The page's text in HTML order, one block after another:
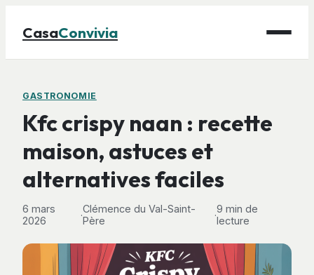
CasaConvivia
Maison
Bricolage
Déco
Gastronomie
GASTRONOMIE
Kfc crispy naan : recette
maison, astuces et
alternatives faciles
6 mars
2026
·Clémence du Val-Saint-
Père
·9 min de
lecture